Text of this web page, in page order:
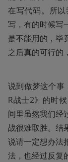
在写代码。所
写，有的时候写
是不能用的，毕
之后真的可行的
说到做梦这个事
R战士2》的时
间里虽然我们经
战很难取胜。结
说请一定想办法
法，也经过反复